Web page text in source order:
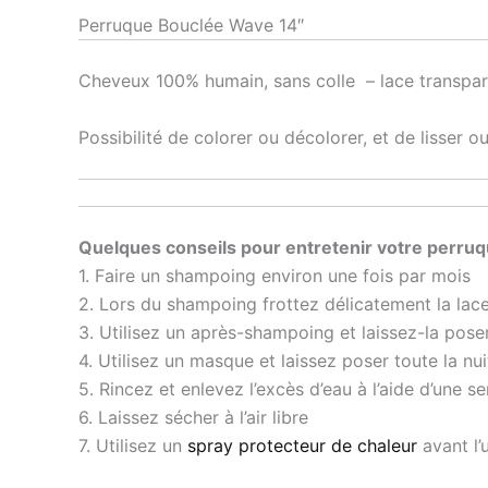
Perruque Bouclée Wave 14″
Cheveux 100% humain, sans colle – lace
Possibilité de colorer ou décolorer, et de lisser
Quelques conseils pour entretenir votre
1. Faire un shampoing environ une fois par mois
2. Lors du shampoing frottez délicatement la
3. Utilisez un après-shampoing et laissez-la
4. Utilisez un masque et laissez poser toute la
5. Rincez et enlevez l’excès d’eau à l’aide d’une
6. Laissez sécher à l’air libre
7. Utilisez un spray protecteur de chaleur avant